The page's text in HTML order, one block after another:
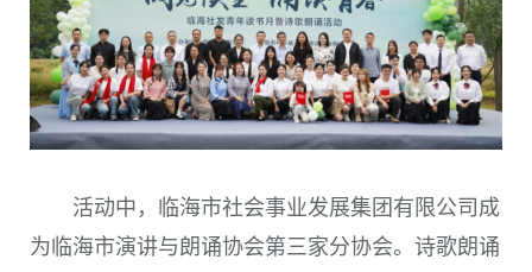
活动中，临海市社会事业发展集团有限公司成
为临海市演讲与朗诵协会第三家分协会。诗歌朗诵